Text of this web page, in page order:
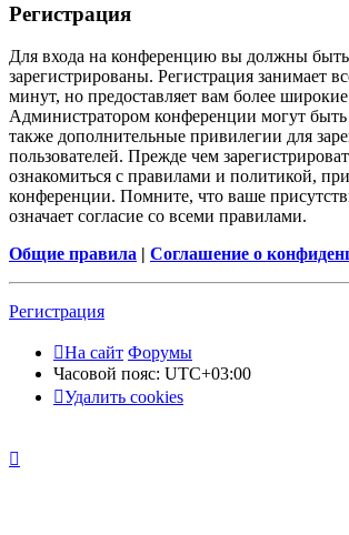
Регистрация
Для входа на конференцию вы должны быть
зарегистрированы. Регистрация занимает
минут, но предоставляет вам более
Администратором конференции могут
также дополнительные привилегии для
пользователей. Прежде чем
ознакомиться с правилами и политикой,
конференции. Помните, что ваше
означает согласие со всеми правилами.
Общие правила | Соглашение о
Регистрация
На сайт Форумы
Часовой пояс: UTC+03:00
Удалить cookies